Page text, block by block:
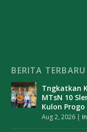
BERITA TERBARU
Tngkatkan
MTsN 10
Kulon Progo
Aug 2, 2026 |